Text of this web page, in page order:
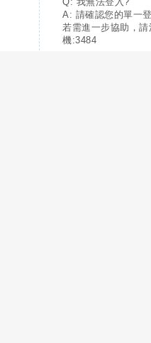
A: 請確認您的單一
若需進一步協助，
機:3484